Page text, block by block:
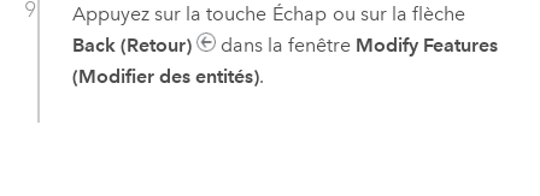
Appuyez sur la touche Échap ou sur la flèche
Back (Retour)
dans la fenêtre Modify Features
(Modifier des entités).